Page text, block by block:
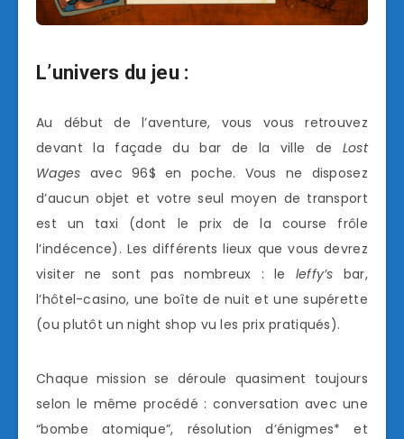
L’univers du jeu :
Au début de l’aventure, vous vous retrouvez
devant la façade du bar de la ville de Lost
Wages avec 96$ en poche. Vous ne disposez
d’aucun objet et votre seul moyen de transport
est un taxi (dont le prix de la course frôle
l’indécence). Les différents lieux que vous devrez
visiter ne sont pas nombreux : le leffy’s bar,
l’hôtel-casino, une boîte de nuit et une supérette
(ou plutôt un night shop vu les prix pratiqués).
Chaque mission se déroule quasiment toujours
selon le même procédé : conversation avec une
“bombe atomique”, résolution d’énigmes* et